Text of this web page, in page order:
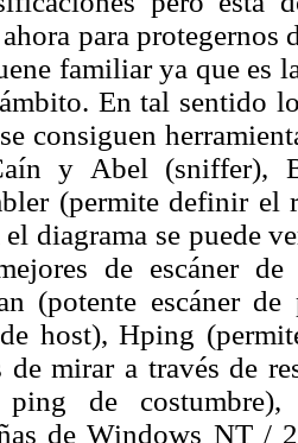
para protegernos
familiar ya que es
En tal sentido
consiguen
y Abel (sniffer),
(permite definir el
el diagrama se puede
de escáner
(potente escáner
host), Hping
de mirar a través de
de
de Windows NT /